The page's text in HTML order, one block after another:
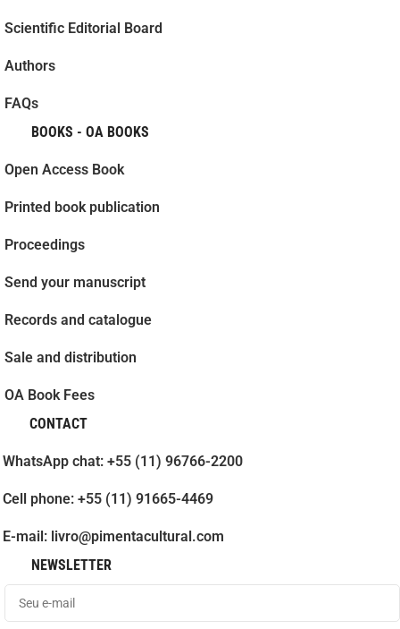
Scientific Editorial Board
Authors
FAQs
BOOKS - OA BOOKS
Open Access Book
Printed book publication
Proceedings
Send your manuscript
Records and catalogue
Sale and distribution
OA Book Fees
CONTACT
WhatsApp chat: +55 (11) 96766-2200
Cell phone: +55 (11) 91665-4469
E-mail: livro@pimentacultural.com
NEWSLETTER